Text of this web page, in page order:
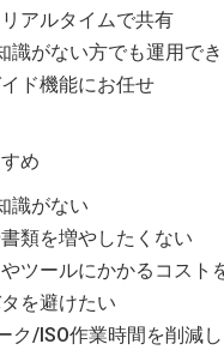
アルタイムで共有
識がない方でも運用で
ド機能にお任せ
め
識がない
類を増やしたくない
ツールにかかるコスト
を避けたい
ク/ISO作業時間を削減